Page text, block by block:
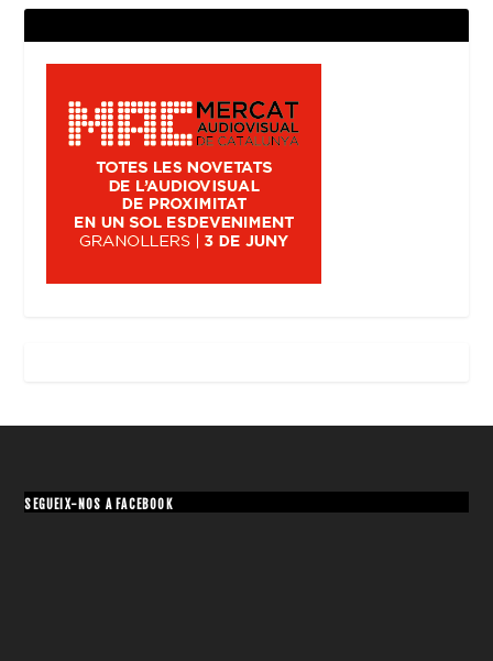
SEGUEIX-NOS A FACEBOOK